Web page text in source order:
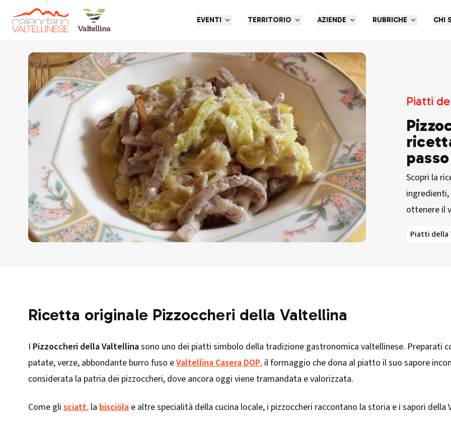
EVENTI TERRITORIO AZIENDE RUBRICHE CHI
Torna indietro
Piatti
Scopri la
ingredienti,
ottenere il
Piatti della
Ricetta originale Pizzoccheri della Valtellina
I Pizzoccheri della Valtellinasono uno dei piatti simbolo della tradizione gastronomica valtellinese. Preparati
patate, verze, abbondante burro fuso eValtellina Casera DOP, il formaggio che dona al piatto il suo sapore
considerata la patria dei pizzoccheri, dove ancora oggi viene tramandata e valorizzata.
Come gli sciatt, la bisciöla e altre specialità della cucina locale, i pizzoccheri raccontano la storia e i sapori della